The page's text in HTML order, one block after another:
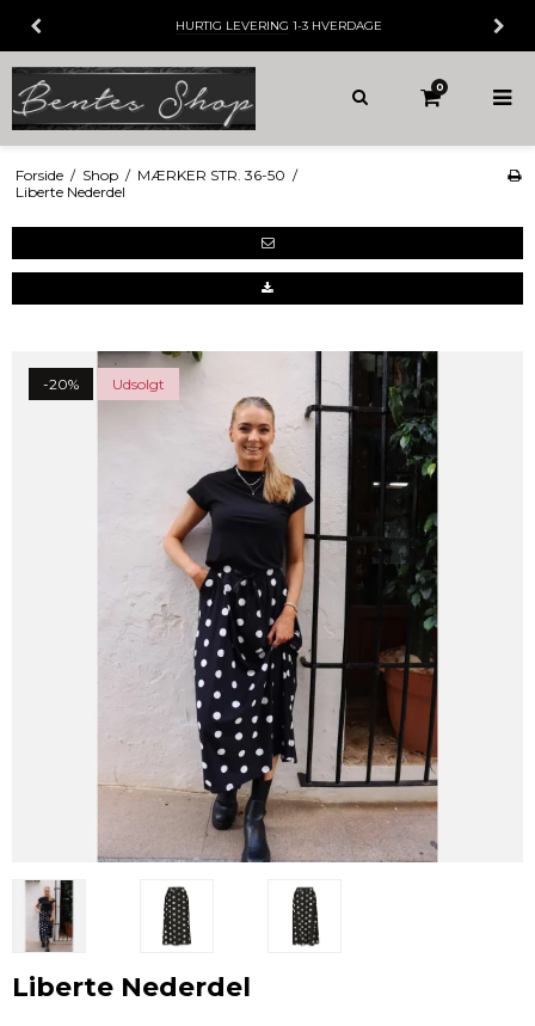
HURTIG LEVERING 1-3 HVERDAGE
0
Forside / Shop / MÆRKER STR. 36-50 /
Liberte Nederdel
-20% Udsolgt
Liberte Nederdel